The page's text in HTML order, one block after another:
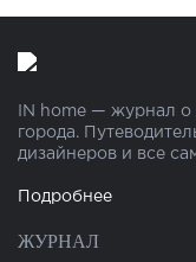
IN home — журнал о
города.
дизайнеров и все
Подробнее
ЖУРНАЛ